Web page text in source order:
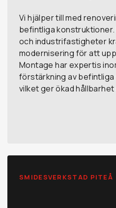
Vi hjälper till med
befintliga
och industrifastigheter
modernisering för att
Montage har expertis
förstärkning av
vilket ger ökad
SMIDESVERKSTAD PITEÅ